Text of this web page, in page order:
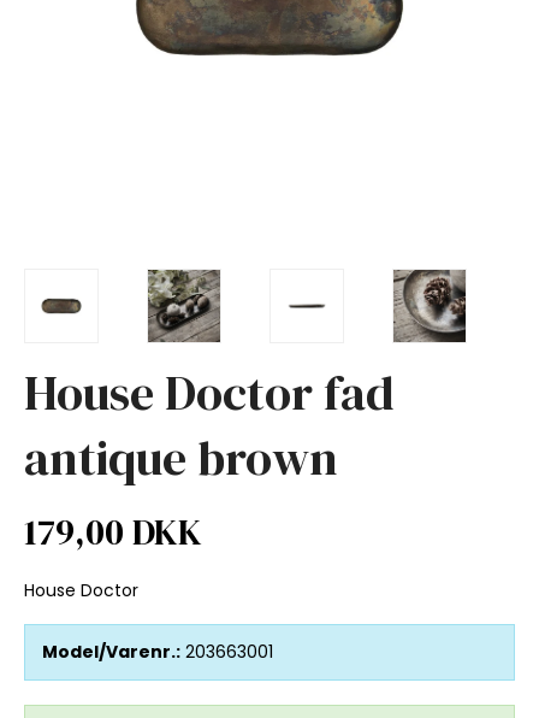
House Doctor fad
antique brown
179,00 DKK
House Doctor
Model/Varenr.: 203663001